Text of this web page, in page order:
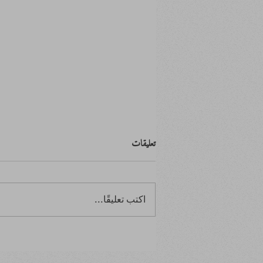
ابتدأ بصفر.. وانتهى بالصفر
تعليقات
اكتب تعليقًا...